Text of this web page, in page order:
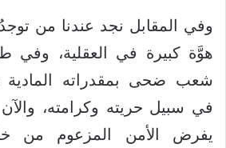
وفي المقابل نجد عندنا من
هوَّة كبيرة في العقلية، وفي
شعب ضحى بمقدراته المادية
في سبيل حريته وكرامته،
يفرض الأمن المزعوم من